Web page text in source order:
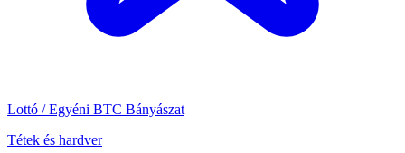
Lottó / Egyéni BTC Bányászat
Tétek és hardver